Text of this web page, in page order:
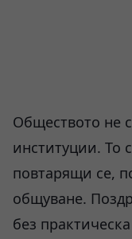
Обществото не
институции. То
повтарящи се,
общуване.
без